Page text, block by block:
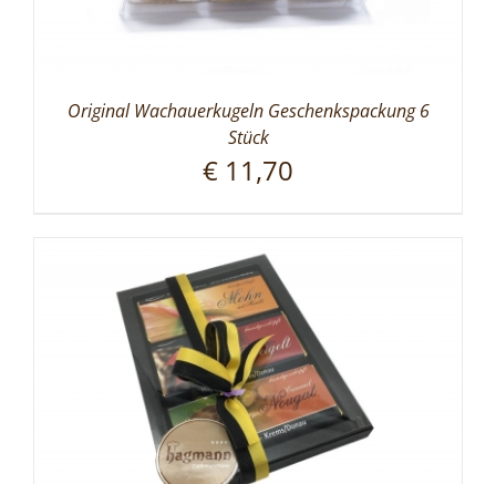
Original Wachauerkugeln Geschenkspackung 6
Stück
€ 11,70